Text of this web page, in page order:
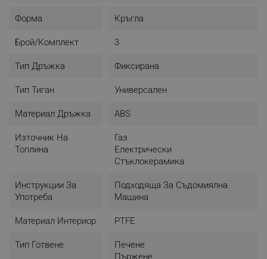
Форма Кръгла
Брой/комплект 3
Тип Дръжка Фиксирана
Тип Тиган Универсален
Материал Дръжка ABS
Източник На
Топлина
Газ
Електрически
Стъклокерамика
Инструкции За
Употреба
Подходяща За Съдомиялна
Машина
Материал Интериор PTFE
Тип Готвене
Печене
Пържене